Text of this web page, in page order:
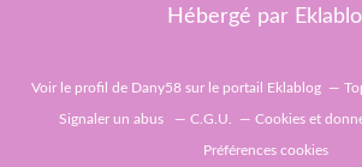
Hébergé par
Voir le profil de Dany58sur le portail Eklablog
Signaler un abus C.G.U. Cookies et
Préférences cookies